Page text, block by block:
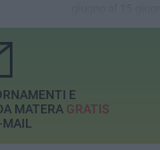
giugno al 15
E
MATERA GRATIS